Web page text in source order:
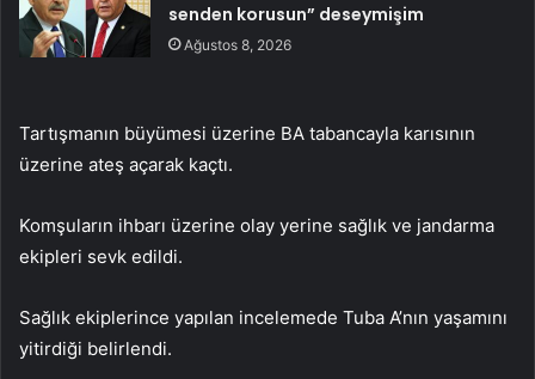
senden korusun” deseymişim
Ağustos 8, 2026
Tartışmanın büyümesi üzerine BA tabancayla karısının
üzerine ateş açarak kaçtı.
Komşuların ihbarı üzerine olay yerine sağlık ve jandarma
ekipleri sevk edildi.
Sağlık ekiplerince yapılan incelemede Tuba A’nın yaşamını
yitirdiği belirlendi.